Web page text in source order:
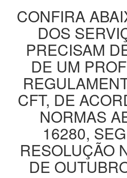
CONFIRA
DOS
PRECISAM
DE UM
CFT, DE
NORMAS
16280,
RESOLUÇÃO
DE